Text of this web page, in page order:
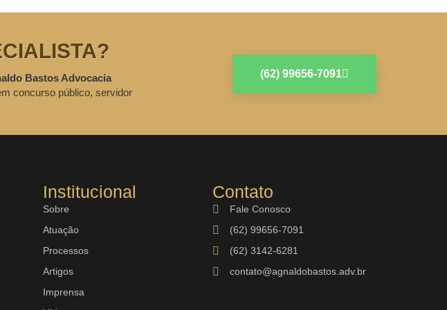
Bastos Advocacia
concurso público, servidor
(62) 99656-7091
Institucional
Sobre
Atuação
Processos
Artigos
Imprensa
Contato
Fale Conosco
(62) 99656-7091
(62) 3142-6281
contato@agnaldobastos.adv.br